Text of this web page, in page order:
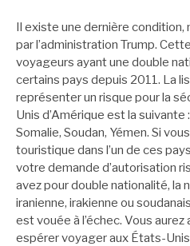
Il existe une dernière
par l’administration Trump.
voyageurs ayant une double
certains pays depuis 2011. La
représenter un risque pour la
Unis d’Amérique est la suivante
Somalie, Soudan, Yémen. Si
touristique dans l’un de ces
votre demande d’autorisation
avez pour double nationalité, la
iranienne, irakienne ou
est vouée à l’échec. Vous aurez
espérer voyager aux États-